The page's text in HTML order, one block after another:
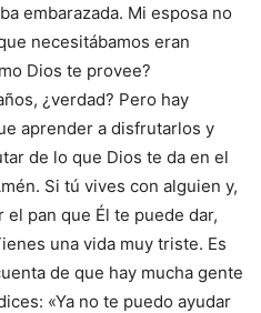
embarazada. Mi esposa no
necesitábamos eran
Dios te provee?
¿verdad? Pero hay
aprender a disfrutarlos y
de lo que Dios te da en el
Si tú vives con alguien y,
pan que Él te puede dar,
una vida muy triste. Es
de que hay mucha gente
«Ya no te puedo ayudar